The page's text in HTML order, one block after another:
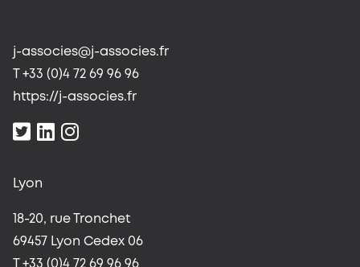
j-associes@j-associes.fr
T +33 (0)4 72 69 96 96
https://j-associes.fr
Lyon
18-20, rue Tronchet
69457 Lyon Cedex 06
T +33 (0)4 72 69 96 96